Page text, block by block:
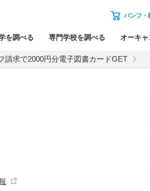
パンフ・
を調べる 専門学校を調べる オーキ
請求で2000円分電子図書カードGET